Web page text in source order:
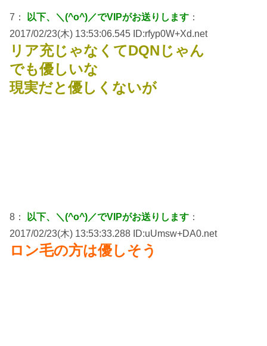
7： 以下、＼(^o^)／でVIPがお送りします ：
2017/02/23(木) 13:53:06.545 ID:rfyp0W+Xd.net
リア充じゃなくてDQNじゃん
でも優しいな
現実だと優しくないが
8： 以下、＼(^o^)／でVIPがお送りします ：
2017/02/23(木) 13:53:33.288 ID:uUmsw+DA0.net
ロン毛の方は優しそう